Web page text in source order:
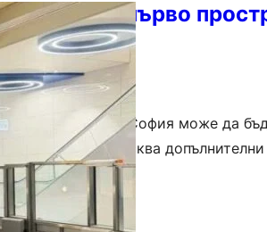
създаде първо
българи
„Бесарабия“ в София може да
без това да изисква
„Метрополитен“. Предложението